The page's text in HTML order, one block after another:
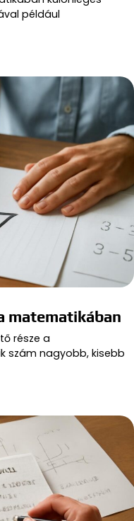
például
matematikában
része a
szám nagyobb, kisebb